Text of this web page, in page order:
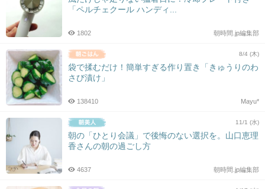
「ペルチェクール ハンディ...
朝時間.jp編集部
1802
8/4 (木)
袋で揉むだけ！簡単すぎる作り置き「きゅうりのわ
さび漬け」
Mayu*
138410
11/1 (水)
朝の「ひとり会議」で後悔のない選択を。山口恵理
香さんの朝の過ごし方
朝時間.jp編集部
4637